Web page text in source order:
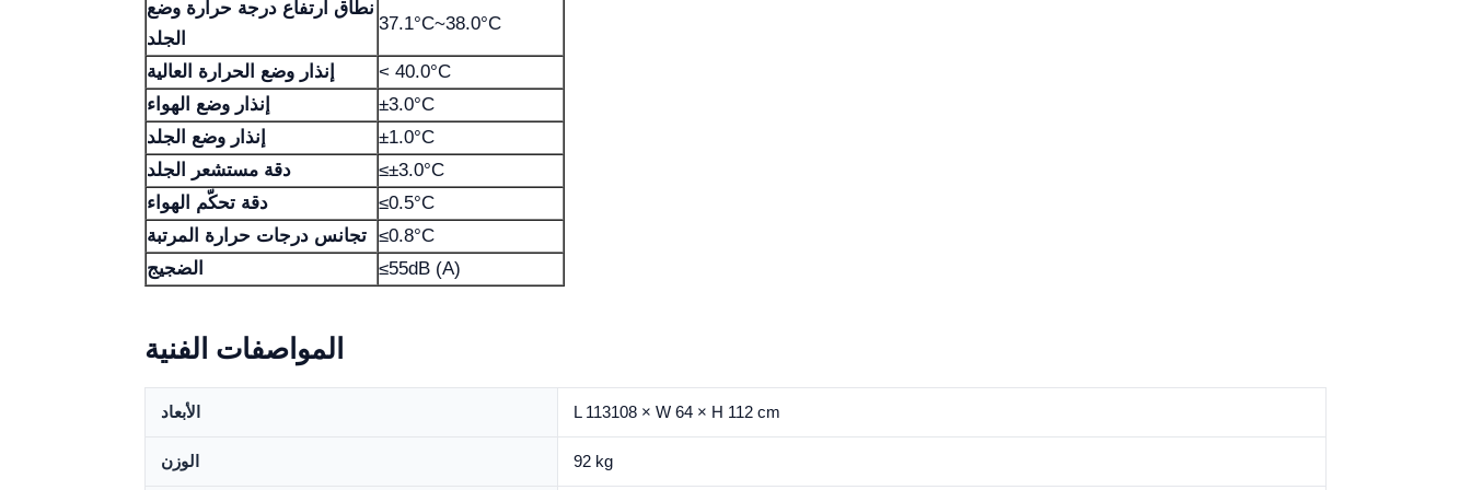
نطاق ارتفاع درجة حرارة وضع
الجلد
37.1°C~38.0°C
إنذار وضع الحرارة العالية
< 40.0°C
إنذار وضع الهواء
±3.0°C
إنذار وضع الجلد
±1.0°C
دقة مستشعر الجلد
≤±3.0°C
دقة تحكّم الهواء
≤0.5°C
تجانس درجات حرارة المرتبة ≤0.8°C
الضجيج
≤55dB (A)
المواصفات الفنية
الأبعاد L 113108 × W 64 × H 112 cm
الوزن 92 kg